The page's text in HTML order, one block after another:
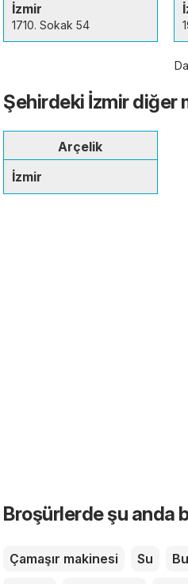
İzmir
1710. Sokak 54
Şehirdeki İzmir diğer
Arçelik
İzmir
Broşürlerde şu anda
Çamaşır makinesi Su